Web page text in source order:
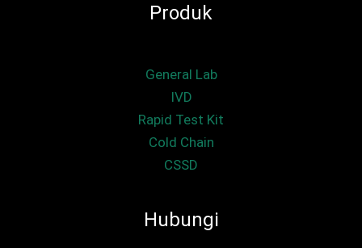
Produk
General Lab
IVD
Rapid Test Kit
Cold Chain
CSSD
Hubungi